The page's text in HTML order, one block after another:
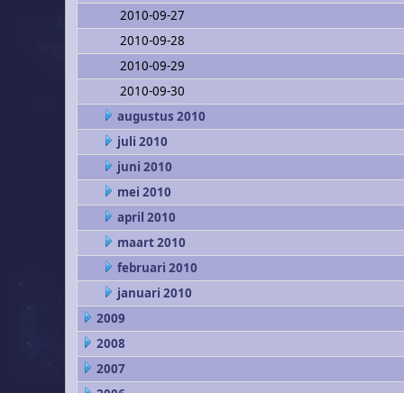
2010-09-27
2010-09-28
2010-09-29
2010-09-30
augustus 2010
juli 2010
juni 2010
mei 2010
april 2010
maart 2010
februari 2010
januari 2010
2009
2008
2007